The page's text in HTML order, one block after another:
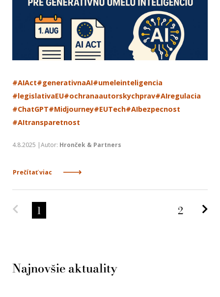
#AIAct#generativnaAI#umeleinteligencia
#legislativaEU#ochranaautorskychprav#AIregulacia
#ChatGPT#Midjourney#EUTech#AIbezpecnost
#AItransparetnost
4.8.2025 |Autor: Hronček & Partners
Prečítať viac
Predchádzajúca strana
1 2
Najnovšie aktuality